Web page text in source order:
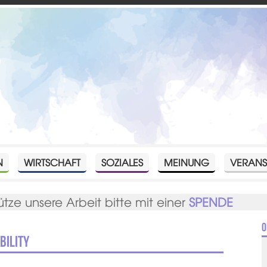
WIRTSCHAFT SOZIALES MEINUNG
unsere Arbeit bitte mit einerSPENDE